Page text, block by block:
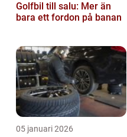
Golfbil till salu: Mer än
bara ett fordon på banan
05 januari 2026